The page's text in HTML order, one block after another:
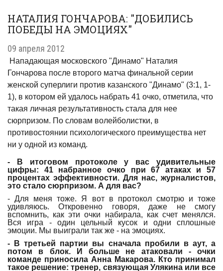
НАТАЛИЯ ГОНЧАРОВА: "ДОБИЛИСЬ
ПОБЕДЫ НА ЭМОЦИЯХ"
09 апреля 2012
Нападающая московского "Динамо" Наталия
Гончарова после второго матча финальной серии
женской суперлиги против казанского "Динамо" (3:1, 1-
1), в котором ей удалось набрать 41 очко, отметила, что
такая личная результативность стала для нее
сюрпризом. По словам волейболистки, в
противостоянии психологического преимущества нет
ни у одной из команд.
- В итоговом протоколе у вас удивительные
цифры: 41 набранное очко при 67 атаках и 57
процентах эффективности. Для нас, журналистов,
это стало сюрпризом. А для вас?
- Для меня тоже. Я вот в протокол смотрю и тоже
удивляюсь. Откровенно говоря, даже не смогу
вспомнить, как эти очки набирала, как счет менялся.
Вся игра - один цельный кусок и одни сплошные
эмоции. Мы выиграли так же - на эмоциях.
- В третьей партии вы сначала пробили в аут, а
потом в блок. И больше не атаковали - очки
команде приносила Анна Макарова. Кто принимал
такое решение: тренер, связующая Улякина или все